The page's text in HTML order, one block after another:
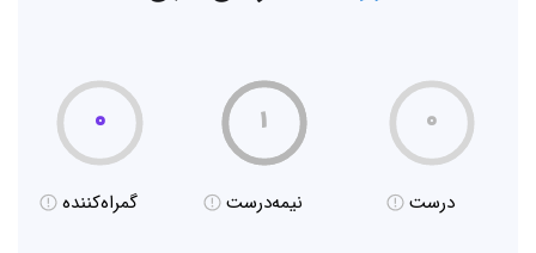
۰
درست
۱
نیمه‌درست
۰
گمراه‌کننده